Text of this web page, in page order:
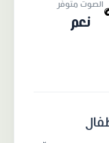
الصوت متوفّر
نعم